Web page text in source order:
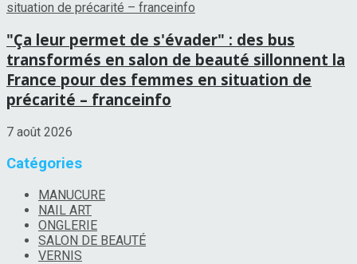
"Ça leur permet de s'évader" : des bus
transformés en salon de beauté sillonnent la
France pour des femmes en situation de
précarité – franceinfo
7 août 2026
Catégories
MANUCURE
NAIL ART
ONGLERIE
SALON DE BEAUTÉ
VERNIS